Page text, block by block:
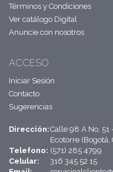
Términos y Condiciones
Ver catálogo Digital
Anuncie con nosotros
ACCESO
Iniciar Sesión
Contacto
Sugerencias
Dirección:Calle 98 A No. 51
Ecotorre (Bogotá,
Telefono: (571) 285 4799
Celular:
316 345 52 15